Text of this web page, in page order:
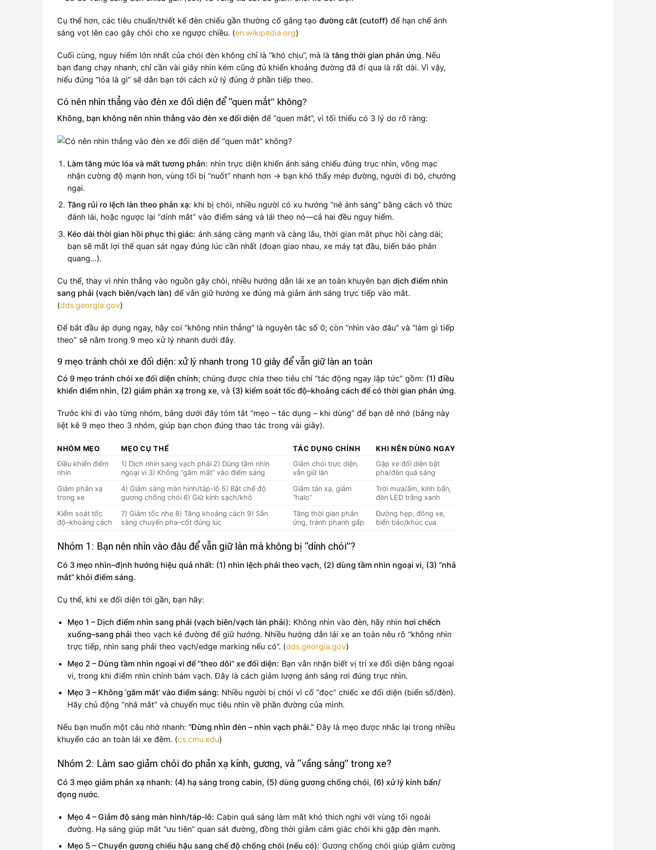
Cụ thể hơn, các tiêu chuẩn/thiết kế đèn chiếu gần thường cố gắng tạo đường cắt (cutoff) để hạn chế ánh
sáng vọt lên cao gây chói cho xe ngược chiều. (en.wikipedia.org)
Cuối cùng, nguy hiểm lớn nhất của chói đèn không chỉ là “khó chịu”, mà là tăng thời gian phản ứng. Nếu
bạn đang chạy nhanh, chỉ cần vài giây nhìn kém cũng đủ khiến khoảng đường đã đi qua là rất dài. Vì vậy,
hiểu đúng “lóa là gì” sẽ dẫn bạn tới cách xử lý đúng ở phần tiếp theo.
Có nên nhìn thẳng vào đèn xe đối diện để “quen mắt” không?
Không, bạn không nên nhìn thẳng vào đèn xe đối diện để “quen mắt”, vì tối thiểu có 3 lý do rõ ràng:
Làm tăng mức lóa và mất tương phản: nhìn trực diện khiến ánh sáng chiếu đúng trục nhìn, võng mạc
nhận cường độ mạnh hơn, vùng tối bị “nuốt” nhanh hơn → bạn khó thấy mép đường, người đi bộ, chướng
ngại.
Tăng rủi ro lệch làn theo phản xạ: khi bị chói, nhiều người có xu hướng “né ánh sáng” bằng cách vô thức
đánh lái, hoặc ngược lại “dính mắt” vào điểm sáng và lái theo nó—cả hai đều nguy hiểm.
Kéo dài thời gian hồi phục thị giác: ánh sáng càng mạnh và càng lâu, thời gian mắt phục hồi càng dài;
bạn sẽ mất lợi thế quan sát ngay đúng lúc cần nhất (đoạn giao nhau, xe máy tạt đầu, biển báo phản
quang…).
Cụ thể, thay vì nhìn thẳng vào nguồn gây chói, nhiều hướng dẫn lái xe an toàn khuyên bạn dịch điểm nhìn
sang phải (vạch biên/vạch làn) để vẫn giữ hướng xe đúng mà giảm ánh sáng trực tiếp vào mắt.
(dds.georgia.gov)
Để bắt đầu áp dụng ngay, hãy coi “không nhìn thẳng” là nguyên tắc số 0; còn “nhìn vào đâu” và “làm gì tiếp
theo” sẽ nằm trong 9 mẹo xử lý nhanh dưới đây.
9 mẹo tránh chói xe đối diện: xử lý nhanh trong 10 giây để vẫn giữ làn an toàn
Có 9 mẹo tránh chói xe đối diện chính; chúng được chia theo tiêu chí “tác động ngay lập tức” gồm: (1) điều
khiển điểm nhìn, (2) giảm phản xạ trong xe, và (3) kiểm soát tốc độ–khoảng cách để có thời gian phản ứng.
Trước khi đi vào từng nhóm, bảng dưới đây tóm tắt “mẹo – tác dụng – khi dùng” để bạn dễ nhớ (bảng này
liệt kê 9 mẹo theo 3 nhóm, giúp bạn chọn đúng thao tác trong vài giây).
NHÓM MẸO MẸO CỤ THỂ TÁC DỤNG CHÍNH
KHI NÊN DÙNG NGAY
Điều khiển điểm
nhìn
1) Dịch nhìn sang vạch phải 2) Dùng tầm nhìn
ngoại vi 3) Không “găm mắt” vào điểm sáng
Giảm chói trực diện,
vẫn giữ làn
Gặp xe đối diện bật
pha/đèn quá sáng
Giảm phản xạ
trong xe
4) Giảm sáng màn hình/táp-lô 5) Bật chế độ
gương chống chói 6) Giữ kính sạch/khô
Giảm tán xạ, giảm
“halo”
Trời mưa/ẩm, kính bẩn,
đèn LED trắng xanh
Kiểm soát tốc
độ–khoảng cách
7) Giảm tốc nhẹ 8) Tăng khoảng cách 9) Sẵn
sàng chuyển pha–cốt đúng lúc
Tăng thời gian phản
ứng, tránh phanh gấp
Đường hẹp, đông xe,
biển báo/khúc cua
Nhóm 1: Bạn nên nhìn vào đâu để vẫn giữ làn mà không bị “dính chói”?
Có 3 mẹo nhìn–định hướng hiệu quả nhất: (1) nhìn lệch phải theo vạch, (2) dùng tầm nhìn ngoại vi, (3) “nhả
mắt” khỏi điểm sáng.
Cụ thể, khi xe đối diện tới gần, bạn hãy:
Mẹo 1 – Dịch điểm nhìn sang phải (vạch biên/vạch làn phải): Không nhìn vào đèn, hãy nhìn hơi chếch
xuống–sang phải theo vạch kẻ đường để giữ hướng. Nhiều hướng dẫn lái xe an toàn nêu rõ “không nhìn
trực tiếp, nhìn sang phải theo vạch/edge marking nếu có”. (dds.georgia.gov)
Mẹo 2 – Dùng tầm nhìn ngoại vi để “theo dõi” xe đối diện: Bạn vẫn nhận biết vị trí xe đối diện bằng ngoại
vi, trong khi điểm nhìn chính bám vạch. Đây là cách giảm lượng ánh sáng rơi đúng trục nhìn.
Mẹo 3 – Không ‘găm mắt’ vào điểm sáng: Nhiều người bị chói vì cố “đọc” chiếc xe đối diện (biển số/đèn).
Hãy chủ động “nhả mắt” và chuyển mục tiêu nhìn về phần đường của mình.
Nếu bạn muốn một câu nhớ nhanh: “Đừng nhìn đèn – nhìn vạch phải.” Đây là mẹo được nhắc lại trong nhiều
khuyến cáo an toàn lái xe đêm. (cs.cmu.edu)
Nhóm 2: Làm sao giảm chói do phản xạ kính, gương, và “vầng sáng” trong xe?
Có 3 mẹo giảm phản xạ nhanh: (4) hạ sáng trong cabin, (5) dùng gương chống chói, (6) xử lý kính bẩn/
đọng nước.
Mẹo 4 – Giảm độ sáng màn hình/táp-lô: Cabin quá sáng làm mắt khó thích nghi với vùng tối ngoài
đường. Hạ sáng giúp mắt “ưu tiên” quan sát đường, đồng thời giảm cảm giác chói khi gặp đèn mạnh.
Mẹo 5 – Chuyển gương chiếu hậu sang chế độ chống chói (nếu có): Gương chống chói giúp giảm cường